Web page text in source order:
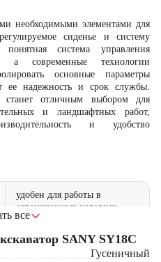
необходимыми элементами для
сиденье и систему
понятная система управления
а современные технологии
основные параметры
надежность и срок службы.
станет отличным выбором для
и ландшафтных работ,
и удобство
удобен для работы в
ограниченных условиях
19.85 л.с. для эффективной
все
SANY SY18C
Гусеничный